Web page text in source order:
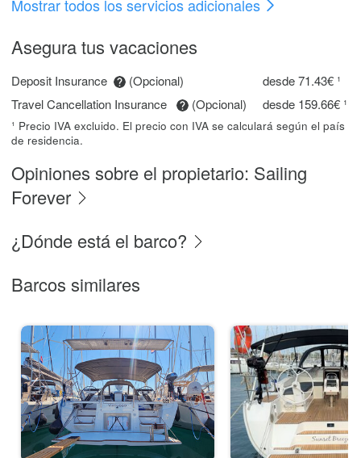
Mostrar todos los servicios adicionales
Asegura tus vacaciones
Deposit Insurance (Opcional)
desde 71.43€ ¹
Travel Cancellation Insurance
(Opcional) desde 159.66€ ¹
¹ Precio IVA excluido. El precio con IVA se calculará según el país
de residencia.
Opiniones sobre el propietario: Sailing
Forever
¿Dónde está el barco?
Barcos similares